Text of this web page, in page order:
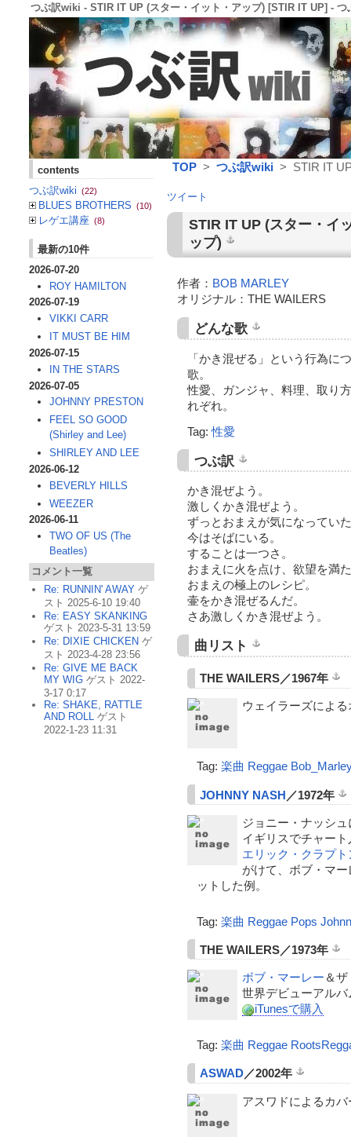
つぶ訳wiki - STIR IT UP (スター・イット・アップ) [STIR IT UP] -
TOP > つぶ訳wiki > STIR IT
ツイート
STIR IT UP(スター・イ
ップ)
作者： BOB MARLEY
オリジナル：THE WAILERS
どんな歌
「かき混ぜる」という行為に
歌。
性愛、ガンジャ、料理、取り
れぞれ。
Tag:性愛
つぶ訳
かき混ぜよう。
激しくかき混ぜよう。
ずっとおまえが気になってい
今はそばにいる。
することは一つさ。
おまえに火を点け、欲望を満
おまえの極上のレシピ。
壷をかき混ぜるんだ。
さあ激しくかき混ぜよう。
曲リスト
THE WAILERS／1967年
ウェイラーズによ
Tag:楽曲 Reggae
JOHNNY NASH ／1972年
ジョニー・ナッシ
イギリスでチャー
エリック・クラプト
がけて、ボブ・マ
ットした例。
Tag:楽曲 Reggae Pops
THE WAILERS／1973年
ボブ・マーレー ＆
世界デビューアル
iTunesで購入
Tag:楽曲 Reggae
ASWAD／2002年
アスワドによるカバ
contents
つぶ訳wiki (22)
BLUES BROTHERS (10)
レゲエ講座 (8)
最新の10件
2026-07-20
ROY HAMILTON
2026-07-19
VIKKI CARR
IT MUST BE HIM
2026-07-15
IN THE STARS
2026-07-05
JOHNNY PRESTON
FEEL SO GOOD
(Shirley and Lee)
SHIRLEY AND LEE
2026-06-12
BEVERLY HILLS
WEEZER
2026-06-11
TWO OF US (The
Beatles)
コメント一覧
Re: RUNNIN' AWAY ゲ
スト 2025-6-10 19:40
Re: EASY SKANKING
ゲスト 2023-5-31 13:59
Re: DIXIE CHICKEN ゲ
スト 2023-4-28 23:56
Re: GIVE ME BACK
MY WIG ゲスト 2022-
3-17 0:17
Re: SHAKE, RATTLE
AND ROLL ゲスト
2022-1-23 11:31